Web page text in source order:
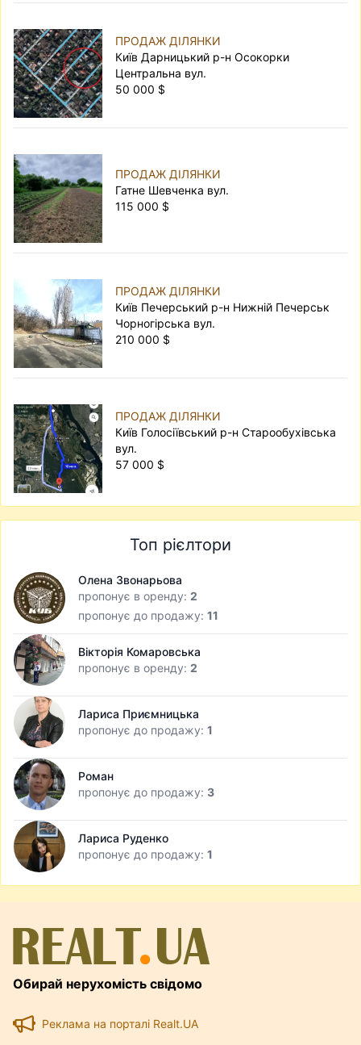
ПРОДАЖ ДІЛЯНКИ
Київ Дарницький р-н Осокорки
Центральна вул.
50 000 $
ПРОДАЖ ДІЛЯНКИ
Гатне Шевченка вул.
115 000 $
ПРОДАЖ ДІЛЯНКИ
Київ Печерський р-н Нижній Печерськ
Чорногірська вул.
210 000 $
ПРОДАЖ ДІЛЯНКИ
Київ Голосіївський р-н Старообухівська
вул.
57 000 $
Топ рієлтори
Олена Звонарьова
пропонує в оренду: 2
пропонує до продажу: 11
Вікторія Комаровська
пропонує в оренду: 2
Лариса Приємницька
пропонує до продажу: 1
Роман
пропонує до продажу: 3
Лариса Руденко
пропонує до продажу: 1
Обирай нерухомість свідомо
Реклама на порталі Realt.UA